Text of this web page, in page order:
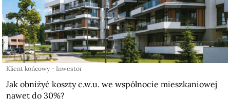
Klient końcowy - Inwestor
Jak obniżyć koszty c.w.u. we wspólnocie mieszkaniowej
nawet do 30%?